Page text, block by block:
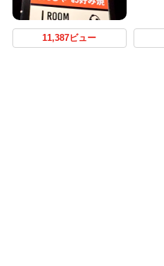
11,387ビュー